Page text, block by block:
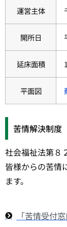
運営主体
開所日
延床面積
平面図
苦情解決制度
社会福祉法第８
皆様からの苦情
ます。
「苦情受付